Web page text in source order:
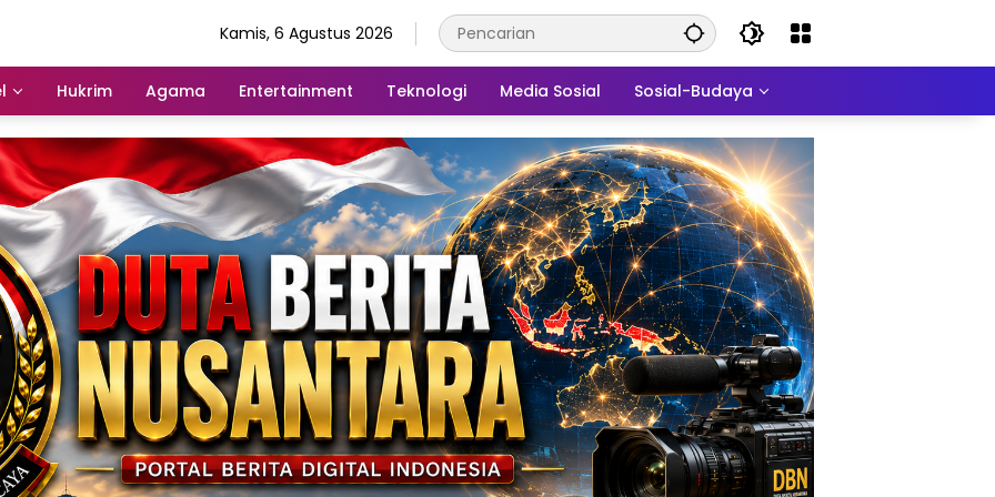
Kamis, 6 Agustus 2026
Hukrim Agama Entertainment Teknologi Media Sosial Sosial-Budaya